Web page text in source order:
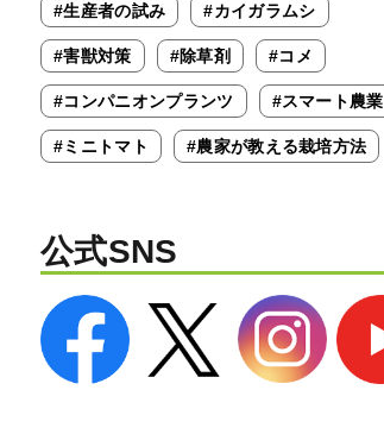
#生産者の試み #カイガラムシ
#害獣対策 #除草剤 #コメ
#コンパニオンプランツ #スマート農業
#ミニトマト #農家が教える栽培方法
公式SNS